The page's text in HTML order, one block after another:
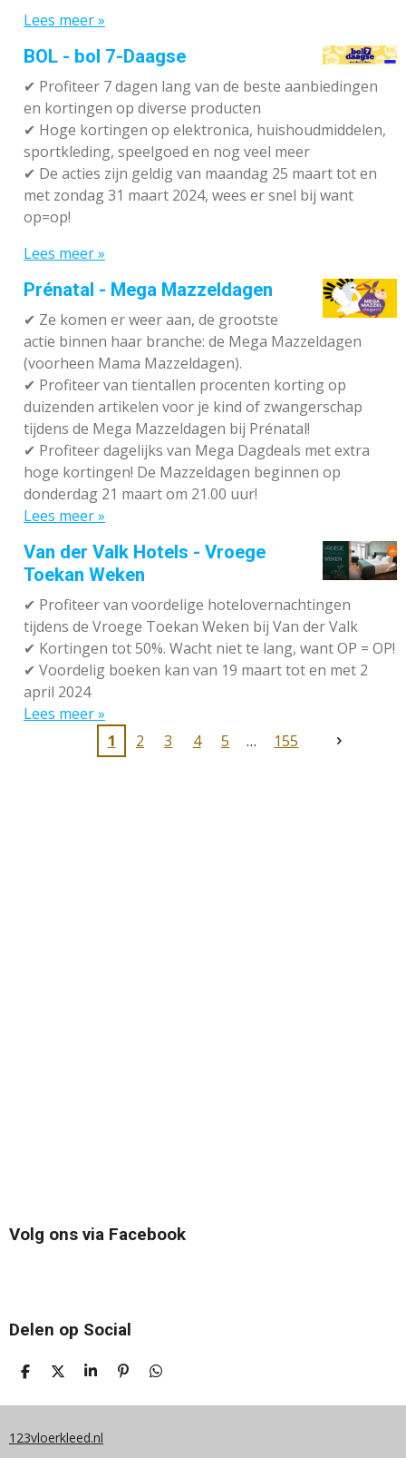
Lees meer »
BOL - bol 7-Daagse
✔ Profiteer 7 dagen lang van de beste aanbiedingen
en kortingen op diverse producten
✔ Hoge kortingen op elektronica, huishoudmiddelen,
sportkleding, speelgoed en nog veel meer
✔ De acties zijn geldig van maandag 25 maart tot en
met zondag 31 maart 2024, wees er snel bij want
op=op!
Lees meer »
Prénatal - Mega Mazzeldagen
✔ Ze komen er weer aan, de grootste
actie binnen haar branche: de Mega Mazzeldagen
(voorheen Mama Mazzeldagen).
✔ Profiteer van tientallen procenten korting op
duizenden artikelen voor je kind of zwangerschap
tijdens de Mega Mazzeldagen bij Prénatal!
✔ Profiteer dagelijks van Mega Dagdeals met extra
hoge kortingen! De Mazzeldagen beginnen op
donderdag 21 maart om 21.00 uur!
Lees meer »
Van der Valk Hotels - Vroege
Toekan Weken
✔ Profiteer van voordelige hotelovernachtingen
tijdens de Vroege Toekan Weken bij Van der Valk
✔ Kortingen tot 50%. Wacht niet te lang, want OP = OP!
✔ Voordelig boeken kan van 19 maart tot en met 2
april 2024
Lees meer »
1
2 3 4 5 155
Volg ons via Facebook
Delen op Social
D
L
N
D
E
S
A
E
P
N
D
L
123vloerkleed.nl